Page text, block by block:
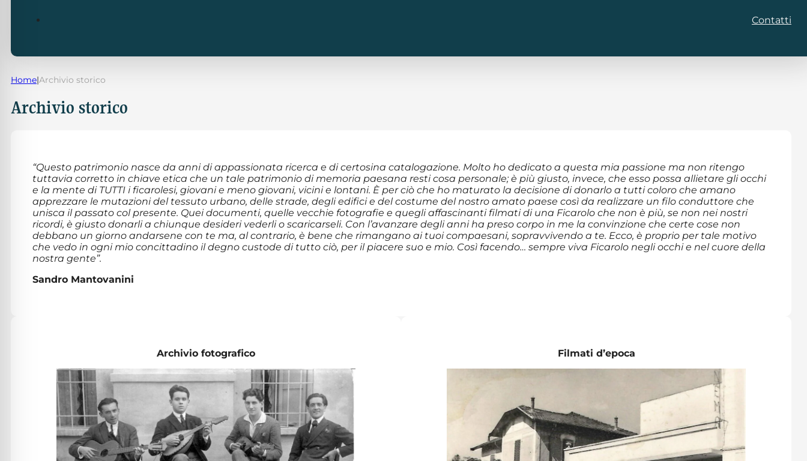
Contatti
Home|Archivio storico
Archivio storico
“Questo patrimonio nasce da anni di appassionata ricerca e di certosina catalogazione. Molto ho dedicato a questa mia passione ma non ritengo
tuttavia corretto in chiave etica che un tale patrimonio di memoria paesana resti cosa personale; è più giusto, invece, che esso possa allietare gli occhi
e la mente di TUTTI i ficarolesi, giovani e meno giovani, vicini e lontani. È per ciò che ho maturato la decisione di donarlo a tutti coloro che amano
apprezzare le mutazioni del tessuto urbano, delle strade, degli edifici e del costume del nostro amato paese così da realizzare un filo conduttore che
unisca il passato col presente. Quei documenti, quelle vecchie fotografie e quegli affascinanti filmati di una Ficarolo che non è più, se non nei nostri
ricordi, è giusto donarli a chiunque desideri vederli o scaricarseli. Con l’avanzare degli anni ha preso corpo in me la convinzione che certe cose non
debbano un giorno andarsene con te ma, al contrario, è bene che rimangano ai tuoi compaesani, sopravvivendo a te. Ecco, è proprio per tale motivo
che vedo in ogni mio concittadino il degno custode di tutto ciò, per il piacere suo e mio. Così facendo… sempre viva Ficarolo negli occhi e nel cuore della
nostra gente”.
Sandro Mantovanini
Archivio fotografico Filmati d’epoca